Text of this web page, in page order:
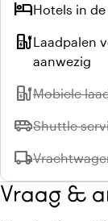
hotelHotels in
ev_stationLaadpalen
aanwezig
ev_stationNiet
Mobiele
airport_shuttleNiet
Shuttle
local_shippingNiet
Vraag &